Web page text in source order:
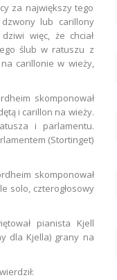
za największy tego
lub carillony
więc, że chciał
ślub w ratuszu z
carillonie w wieży,
skomponował
i carillon na wieży.
i parlamentu.
(Stortinget)
skomponował
solo, czterogłosowy
pianista Kjell
dla Kjella) grany na